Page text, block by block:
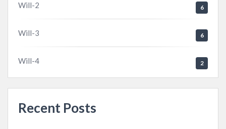
Will-2 6
Will-3 6
Will-4 2
Recent Posts